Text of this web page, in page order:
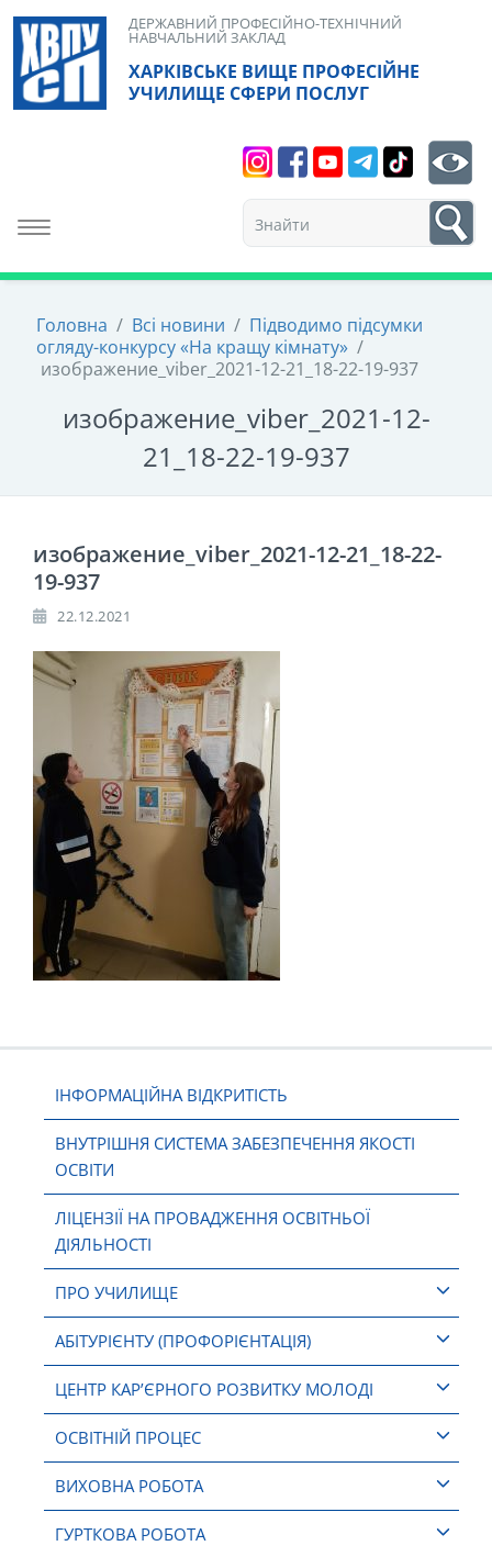
Skip
content
ХАРКІВСЬКЕ ВИЩЕ ПРОФЕСІЙНЕ
УЧИЛИЩЕ СФЕРИ ПОСЛУГ
ДЕРЖАВНИЙ ПРОФЕСІЙНО-ТЕХНІЧНИЙ
НАВЧАЛЬНИЙ ЗАКЛАД
Toggle navigation
1
Головна / Всі новини / Підводимо підсумки
огляду-конкурсу «На кращу кімнату» /
изображение_viber_2021-12-21_18-22-19-937
изображение_viber_2021-12-
21_18-22-19-937
ІНФОРМАЦІЙНА ВІДКРИТІСТЬ
ВНУТРІШНЯ СИСТЕМА ЗАБЕЗПЕЧЕННЯ ЯКОСТІ
ОСВІТИ
ЛІЦЕНЗІЇ НА ПРОВАДЖЕННЯ ОСВІТНЬОЇ
ДІЯЛЬНОСТІ
ПРО УЧИЛИЩЕ
АБІТУРІЄНТУ (ПРОФОРІЄНТАЦІЯ)
ЦЕНТР КАР’ЄРНОГО РОЗВИТКУ МОЛОДІ
ОСВІТНІЙ ПРОЦЕС
ВИХОВНА РОБОТА
ГУРТКОВА РОБОТА
изображение_viber_2021-12-21_18-22-
19-937
22.12.2021